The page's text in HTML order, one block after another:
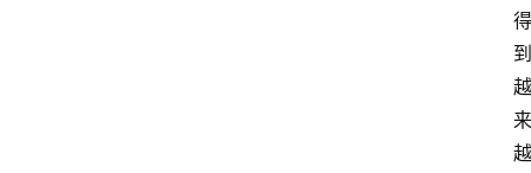
得
到
越
来
越